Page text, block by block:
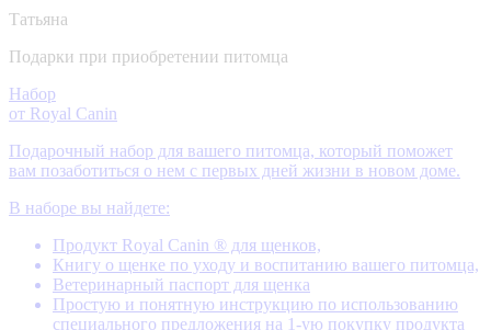
Татьяна
Подарки при приобретении питомца
Набор
от Royal Canin
Подарочный набор для вашего питомца, который поможет
вам позаботиться о нем с первых дней жизни в новом доме.
В наборе вы найдете:
Продукт Royal Canin ® для щенков,
Книгу о щенке по уходу и воспитанию вашего питомца,
Ветеринарный паспорт для щенка
Простую и понятную инструкцию по использованию
специального предложения на 1-ую покупку продукта